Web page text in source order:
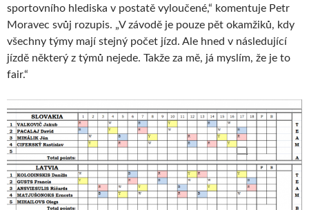
sportovního hlediska v postatě vyloučené,“ komentuje Petr
Moravec svůj rozupis. „V závodě je pouze pět okamžiků, kdy
všechny týmy mají stejný počet jízd. Ale hned v následující
jízdě některý z týmů nejede. Takže za mě, já myslím, že je to
fair.“